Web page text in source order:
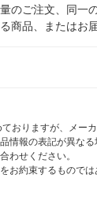
のご注文、同一
品、またはお
おりますが、メ
情報の表記が異な
わせください。
お約束するもので